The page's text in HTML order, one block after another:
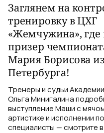
Заглянем на
тренировку в ЦХГ
«Жемчужина», где
призер
Мария Борисова
Петербурга!
Тренеры и судьи
Ольга Минигалина
выступление Маши с
артистике и исполнении
специалисты — смотрите